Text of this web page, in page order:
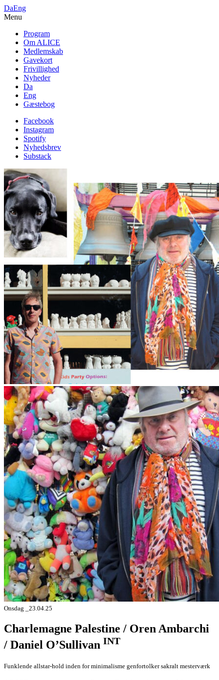
DaEng
Menu
Program
Om ALICE
Medlemskab
Gavekort
Frivillighed
Nyheder
Da
Eng
Gæstebog
Facebook
Instagram
Spotify
Nyhedsbrev
Substack
Onsdag _23.04.25
Charlemagne Palestine / Oren Ambarchi
/ Daniel O’Sullivan INT
Funklende allstar-hold inden for minimalisme genfortolker sakralt mesterværk